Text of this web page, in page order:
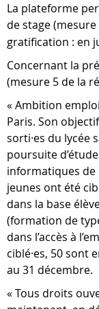
La plateforme
de stage
gratification : en
Concernant la
(mesure 5 de la
« Ambition
Paris. Son
sorti·es du lycée
poursuite
informatiques de
jeunes ont été
dans la base
(formation de
dans l’accès à
ciblé·es, 50 sont
au 31 décembre.
« Tous droits